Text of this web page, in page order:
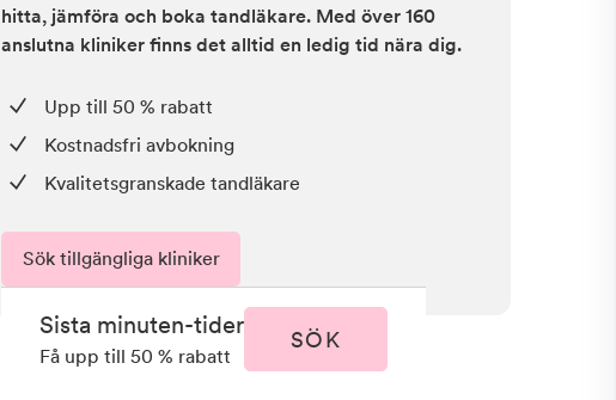
hitta, jämföra och boka tandläkare. Med över 160
anslutna kliniker finns det alltid en ledig tid nära dig.
Upp till 50 % rabatt
Kostnadsfri avbokning
Kvalitetsgranskade tandläkare
Sök tillgängliga kliniker
Sista minuten-tider
Få upp till 50 % rabatt
SÖK